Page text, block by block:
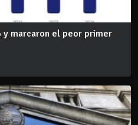
marcaron el peor primer